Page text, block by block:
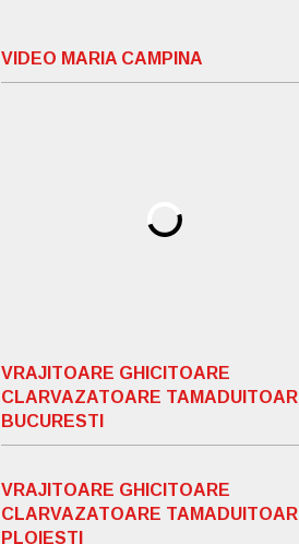
VIDEO MARIA CAMPINA
VRAJITOARE GHICITOARE
CLARVAZATOARE
BUCURESTI
VRAJITOARE GHICITOARE
CLARVAZATOARE
PLOIESTI